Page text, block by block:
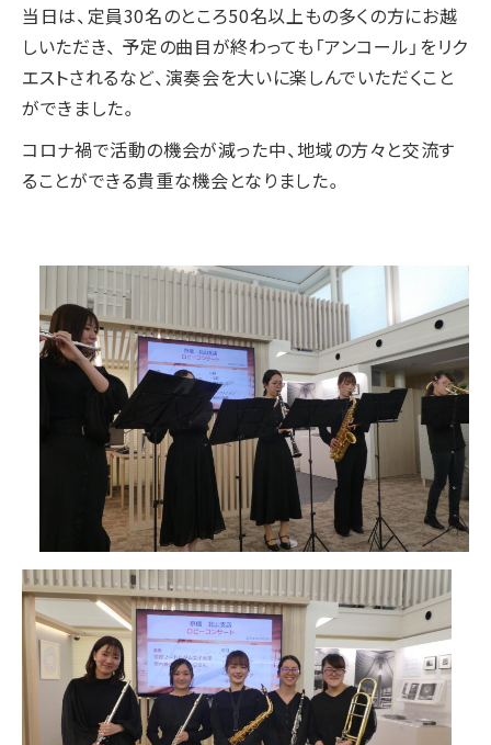
当日は、定員30名のところ50名以上もの多くの方にお越
しいただき、 予定の曲目が終わっても「アンコール」をリク
エストされるなど、演奏会を大いに楽しんでいただくこと
ができました。
コロナ禍で活動の機会が減った中、地域の方々と交流す
ることができる貴重な機会となりました。